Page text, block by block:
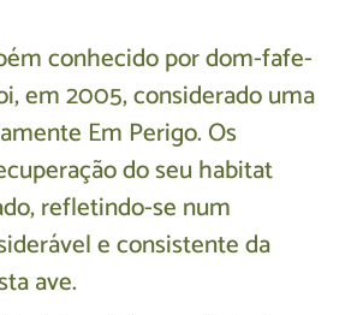
conhecido por dom-fafe-
em 2005, considerado uma
Em Perigo. Os
do seu habitat
refletindo-se num
e consistente da
ave.